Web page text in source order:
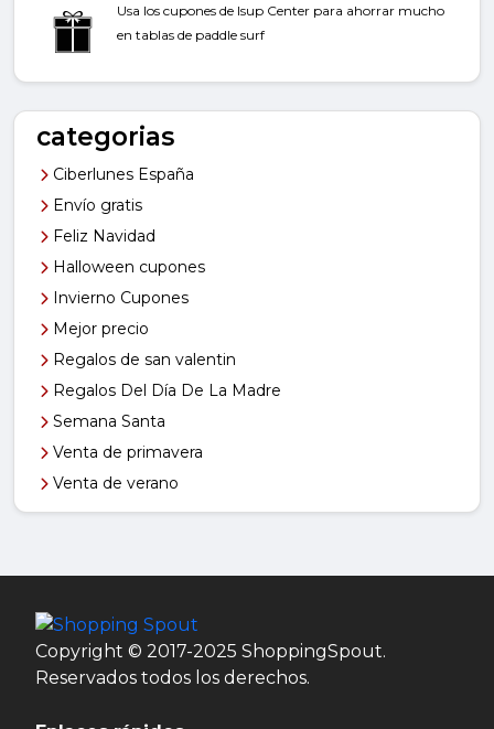
Usa los cupones de Isup Center para ahorrar mucho
en tablas de paddle surf
categorias
Ciberlunes España
Envío gratis
Feliz Navidad
Halloween cupones
Invierno Cupones
Mejor precio
Regalos de san valentin
Regalos Del Día De La Madre
Semana Santa
Venta de primavera
Venta de verano
Copyright © 2017-2025 ShoppingSpout.
Reservados todos los derechos.